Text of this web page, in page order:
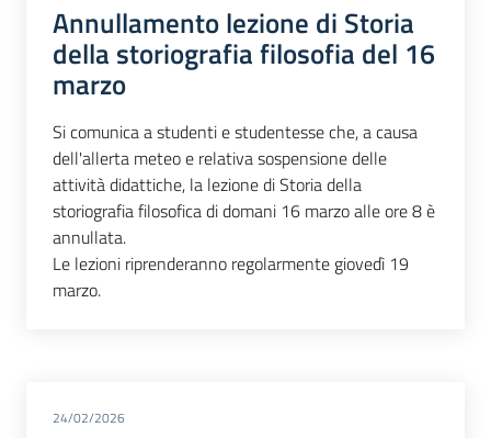
Annullamento lezione di Storia
della storiografia filosofia del 16
marzo
Si comunica a studenti e studentesse che, a causa
dell'allerta meteo e relativa sospensione delle
attività didattiche, la lezione di Storia della
storiografia filosofica di domani 16 marzo alle ore 8 è
annullata.
Le lezioni riprenderanno regolarmente giovedì 19
marzo.
24/02/2026